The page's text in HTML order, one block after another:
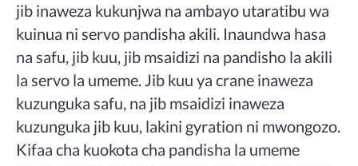
jib inaweza kukunjwa na ambayo utaratibu wa
kuinua ni servo pandisha akili. Inaundwa hasa
na safu, jib kuu, jib msaidizi na pandisho la akili
la servo la umeme. Jib kuu ya crane inaweza
kuzunguka safu, na jib msaidizi inaweza
kuzunguka jib kuu, lakini gyration ni mwongozo.
Kifaa cha kuokota cha pandisha la umeme